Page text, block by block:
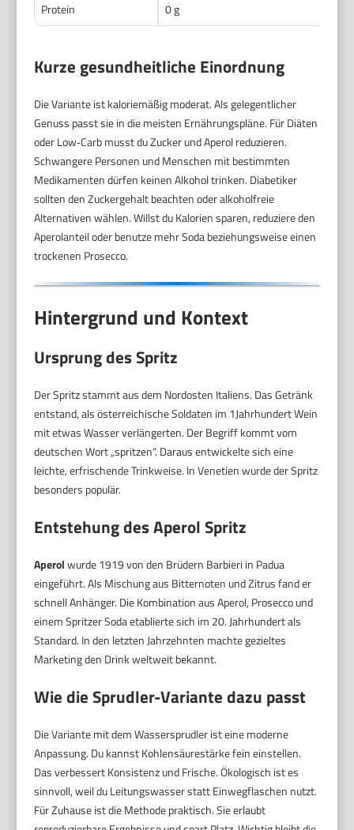
Protein
0 g
Kurze gesundheitliche Einordnung
Die Variante ist kaloriemäßig moderat. Als gelegentlicher
Genuss passt sie in die meisten Ernährungspläne. Für Diäten
oder Low‑Carb musst du Zucker und Aperol reduzieren.
Schwangere Personen und Menschen mit bestimmten
Medikamenten dürfen keinen Alkohol trinken. Diabetiker
sollten den Zuckergehalt beachten oder alkoholfreie
Alternativen wählen. Willst du Kalorien sparen, reduziere den
Aperolanteil oder benutze mehr Soda beziehungsweise einen
trockenen Prosecco.
Hintergrund und Kontext
Ursprung des Spritz
Der Spritz stammt aus dem Nordosten Italiens. Das Getränk
entstand, als österreichische Soldaten im 1Jahrhundert Wein
mit etwas Wasser verlängerten. Der Begriff kommt vom
deutschen Wort „spritzen“. Daraus entwickelte sich eine
leichte, erfrischende Trinkweise. In Venetien wurde der Spritz
besonders populär.
Entstehung des Aperol Spritz
Aperolwurde 1919 von den Brüdern Barbieri in Padua
eingeführt. Als Mischung aus Bitternoten und Zitrus fand er
schnell Anhänger. Die Kombination aus Aperol, Prosecco und
einem Spritzer Soda etablierte sich im 20. Jahrhundert als
Standard. In den letzten Jahrzehnten machte gezieltes
Marketing den Drink weltweit bekannt.
Wie die Sprudler-Variante dazu passt
Die Variante mit dem Wassersprudler ist eine moderne
Anpassung. Du kannst Kohlensäurestärke fein einstellen.
Das verbessert Konsistenz und Frische. Ökologisch ist es
sinnvoll, weil du Leitungswasser statt Einwegflaschen nutzt.
Für Zuhause ist die Methode praktisch. Sie erlaubt